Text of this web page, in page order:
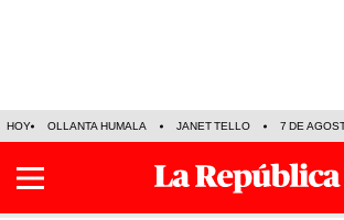
HOY OLLANTA HUMALA JANET TELLO 7 DE